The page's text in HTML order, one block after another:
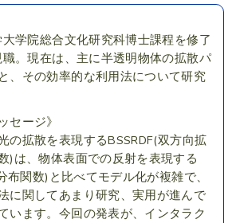
学院総合文化研究科博士課程を修了
。現在は、主に半透明物体の拡散パ
、その効率的な利用法について研究
セージ》
の拡散を表現するBSSRDF(双方向拡
)は、物体表面での反射を表現する
布関数)と比べてモデル化が複雑で、
に関してあまり研究、実用が進んで
います。今回の発表が、インタラク